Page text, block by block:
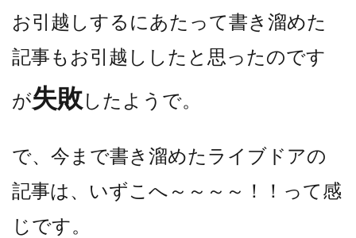
お引越しするにあたって書き溜めた
記事もお引越ししたと思ったのです
が失敗したようで。
で、今まで書き溜めたライブドアの
記事は、いずこへ～～～～！！って感
じです。